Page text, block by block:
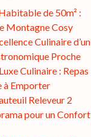
de 50m² :
Montagne Cosy
Culinaire d’un
Proche
Culinaire : Repas
à Emporter
Releveur 2
pour un Confort